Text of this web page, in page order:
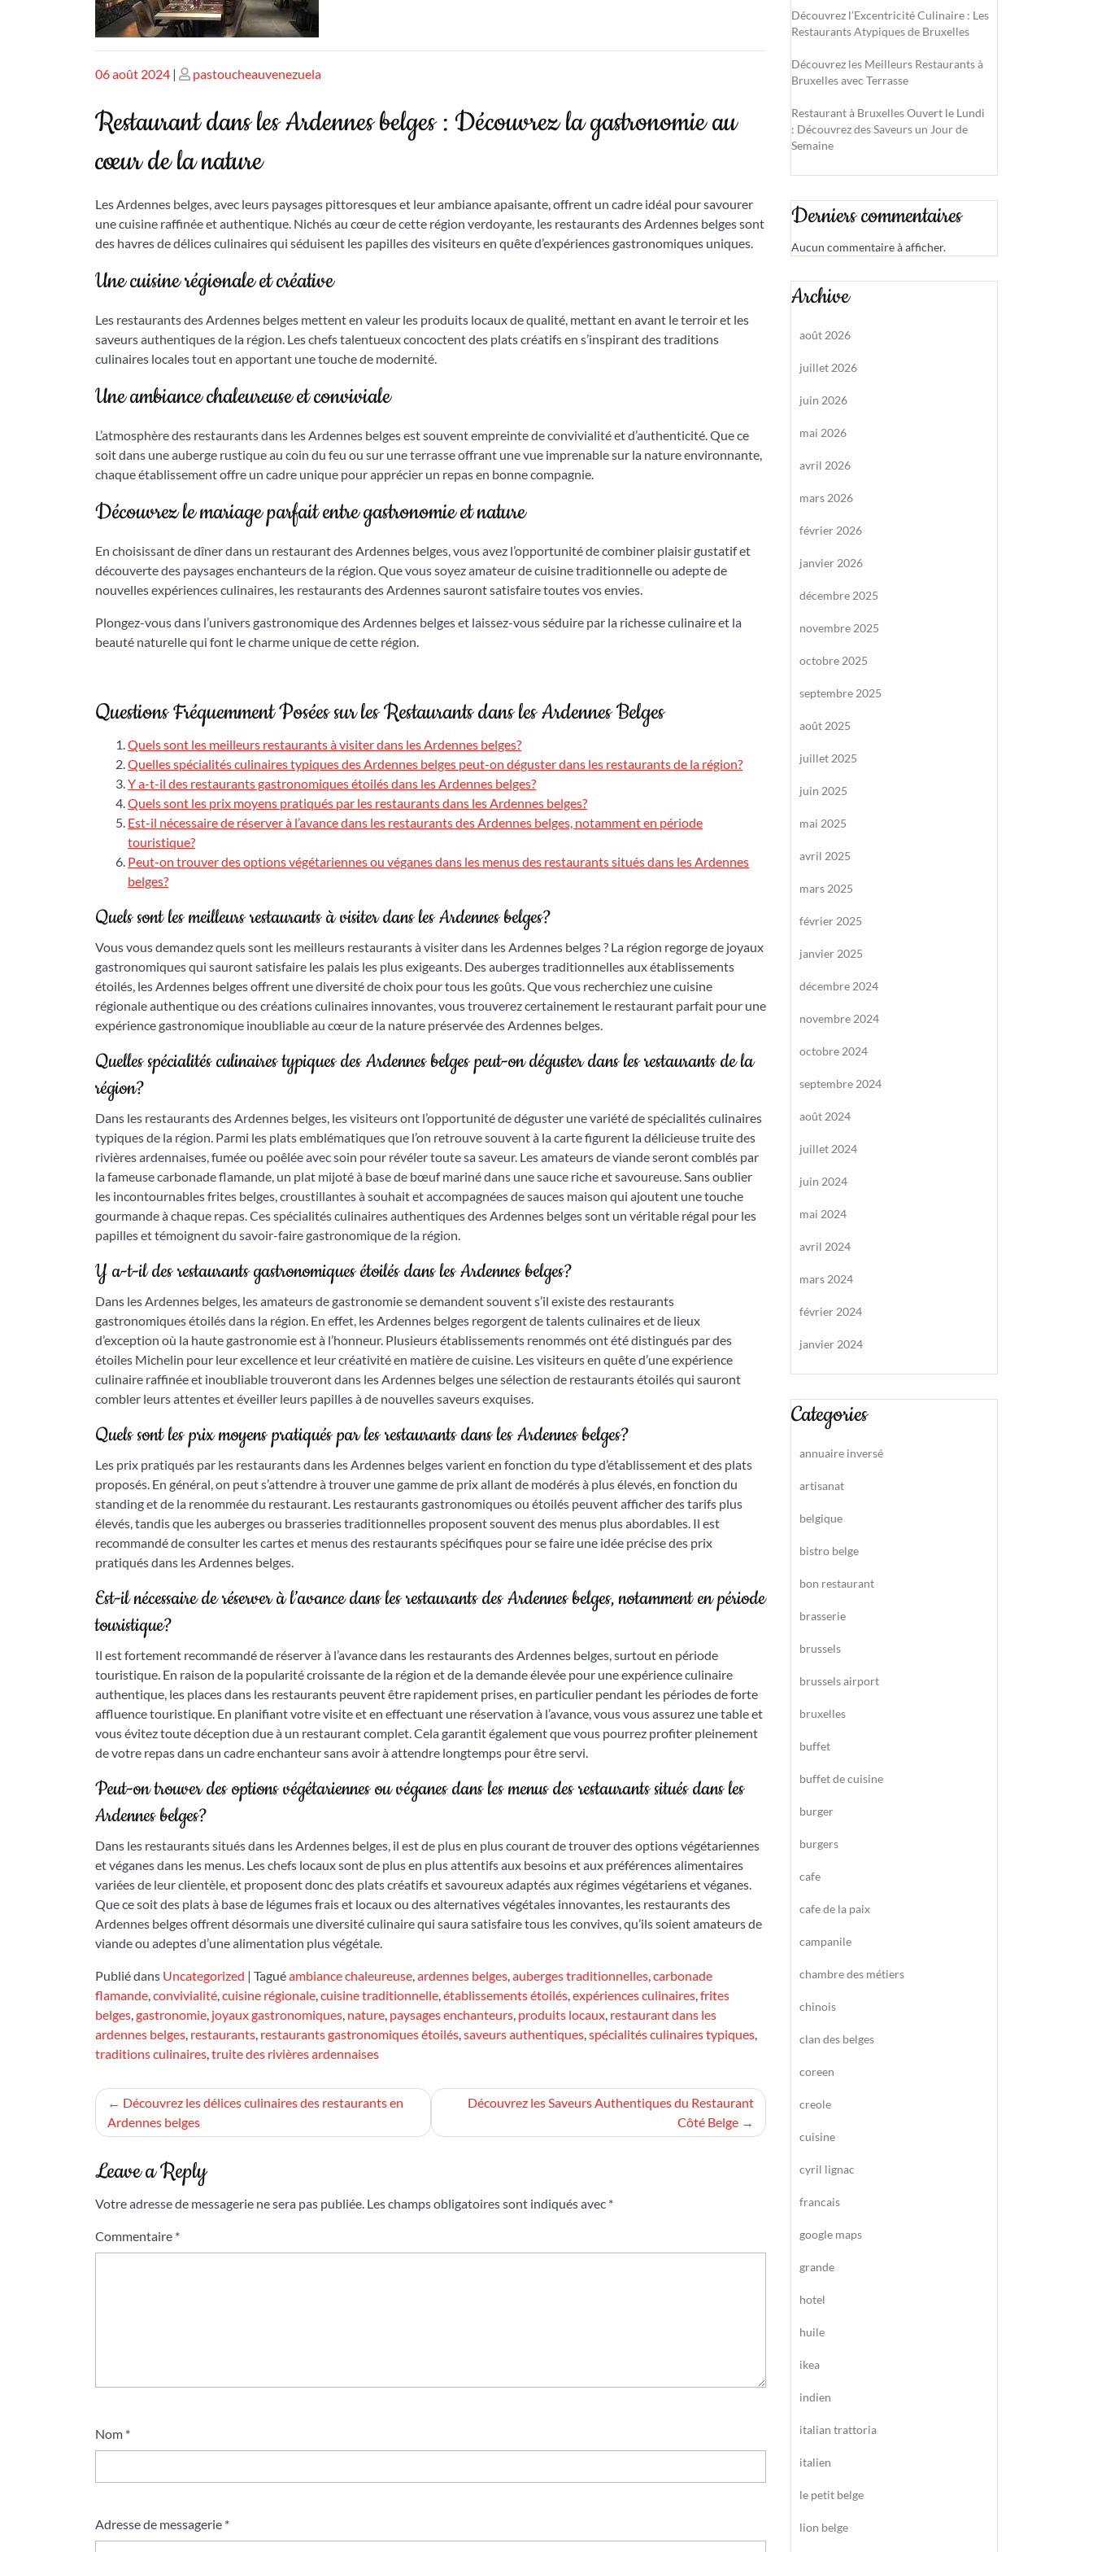
Publié
06 août 2024 | Publié
pastoucheauvenezuela
Restaurant dans les Ardennes belges : Découvrez la gastronomie au
cœur de la nature
Les Ardennes belges, avec leurs paysages pittoresques et leur ambiance apaisante, offrent un cadre idéal pour savourer
une cuisine raffinée et authentique. Nichés au cœur de cette région verdoyante, les restaurants des Ardennes belges sont
des havres de délices culinaires qui séduisent les papilles des visiteurs en quête d’expériences gastronomiques uniques.
Une cuisine régionale et créative
Les restaurants des Ardennes belges mettent en valeur les produits locaux de qualité, mettant en avant le terroir et les
saveurs authentiques de la région. Les chefs talentueux concoctent des plats créatifs en s’inspirant des traditions
culinaires locales tout en apportant une touche de modernité.
Une ambiance chaleureuse et conviviale
L’atmosphère des restaurants dans les Ardennes belges est souvent empreinte de convivialité et d’authenticité. Que ce
soit dans une auberge rustique au coin du feu ou sur une terrasse offrant une vue imprenable sur la nature environnante,
chaque établissement offre un cadre unique pour apprécier un repas en bonne compagnie.
Découvrez le mariage parfait entre gastronomie et nature
En choisissant de dîner dans un restaurant des Ardennes belges, vous avez l’opportunité de combiner plaisir gustatif et
découverte des paysages enchanteurs de la région. Que vous soyez amateur de cuisine traditionnelle ou adepte de
nouvelles expériences culinaires, les restaurants des Ardennes sauront satisfaire toutes vos envies.
Plongez-vous dans l’univers gastronomique des Ardennes belges et laissez-vous séduire par la richesse culinaire et la
beauté naturelle qui font le charme unique de cette région.
Questions Fréquemment Posées sur les Restaurants dans les Ardennes Belges
Quels sont les meilleurs restaurants à visiter dans les Ardennes belges?
Quelles spécialités culinaires typiques des Ardennes belges peut-on déguster dans les restaurants de la région?
Y a-t-il des restaurants gastronomiques étoilés dans les Ardennes belges?
Quels sont les prix moyens pratiqués par les restaurants dans les Ardennes belges?
Est-il nécessaire de réserver à l’avance dans les restaurants des Ardennes belges, notamment en période
touristique?
Peut-on trouver des options végétariennes ou véganes dans les menus des restaurants situés dans les Ardennes
belges?
Quels sont les meilleurs restaurants à visiter dans les Ardennes belges?
Vous vous demandez quels sont les meilleurs restaurants à visiter dans les Ardennes belges ? La région regorge de joyaux
gastronomiques qui sauront satisfaire les palais les plus exigeants. Des auberges traditionnelles aux établissements
étoilés, les Ardennes belges offrent une diversité de choix pour tous les goûts. Que vous recherchiez une cuisine
régionale authentique ou des créations culinaires innovantes, vous trouverez certainement le restaurant parfait pour une
expérience gastronomique inoubliable au cœur de la nature préservée des Ardennes belges.
Quelles spécialités culinaires typiques des Ardennes belges peut-on déguster dans les restaurants de la
région?
Dans les restaurants des Ardennes belges, les visiteurs ont l’opportunité de déguster une variété de spécialités culinaires
typiques de la région. Parmi les plats emblématiques que l’on retrouve souvent à la carte figurent la délicieuse truite des
rivières ardennaises, fumée ou poêlée avec soin pour révéler toute sa saveur. Les amateurs de viande seront comblés par
la fameuse carbonade flamande, un plat mijoté à base de bœuf mariné dans une sauce riche et savoureuse. Sans oublier
les incontournables frites belges, croustillantes à souhait et accompagnées de sauces maison qui ajoutent une touche
gourmande à chaque repas. Ces spécialités culinaires authentiques des Ardennes belges sont un véritable régal pour les
papilles et témoignent du savoir-faire gastronomique de la région.
Y a-t-il des restaurants gastronomiques étoilés dans les Ardennes belges?
Dans les Ardennes belges, les amateurs de gastronomie se demandent souvent s’il existe des restaurants
gastronomiques étoilés dans la région. En effet, les Ardennes belges regorgent de talents culinaires et de lieux
d’exception où la haute gastronomie est à l’honneur. Plusieurs établissements renommés ont été distingués par des
étoiles Michelin pour leur excellence et leur créativité en matière de cuisine. Les visiteurs en quête d’une expérience
culinaire raffinée et inoubliable trouveront dans les Ardennes belges une sélection de restaurants étoilés qui sauront
combler leurs attentes et éveiller leurs papilles à de nouvelles saveurs exquises.
Quels sont les prix moyens pratiqués par les restaurants dans les Ardennes belges?
Les prix pratiqués par les restaurants dans les Ardennes belges varient en fonction du type d’établissement et des plats
proposés. En général, on peut s’attendre à trouver une gamme de prix allant de modérés à plus élevés, en fonction du
standing et de la renommée du restaurant. Les restaurants gastronomiques ou étoilés peuvent afficher des tarifs plus
élevés, tandis que les auberges ou brasseries traditionnelles proposent souvent des menus plus abordables. Il est
recommandé de consulter les cartes et menus des restaurants spécifiques pour se faire une idée précise des prix
pratiqués dans les Ardennes belges.
Est-il nécessaire de réserver à l’avance dans les restaurants des Ardennes belges, notamment en période
touristique?
Il est fortement recommandé de réserver à l’avance dans les restaurants des Ardennes belges, surtout en période
touristique. En raison de la popularité croissante de la région et de la demande élevée pour une expérience culinaire
authentique, les places dans les restaurants peuvent être rapidement prises, en particulier pendant les périodes de forte
affluence touristique. En planifiant votre visite et en effectuant une réservation à l’avance, vous vous assurez une table et
vous évitez toute déception due à un restaurant complet. Cela garantit également que vous pourrez profiter pleinement
de votre repas dans un cadre enchanteur sans avoir à attendre longtemps pour être servi.
Peut-on trouver des options végétariennes ou véganes dans les menus des restaurants situés dans les
Ardennes belges?
Dans les restaurants situés dans les Ardennes belges, il est de plus en plus courant de trouver des options végétariennes
et véganes dans les menus. Les chefs locaux sont de plus en plus attentifs aux besoins et aux préférences alimentaires
variées de leur clientèle, et proposent donc des plats créatifs et savoureux adaptés aux régimes végétariens et véganes.
Que ce soit des plats à base de légumes frais et locaux ou des alternatives végétales innovantes, les restaurants des
Ardennes belges offrent désormais une diversité culinaire qui saura satisfaire tous les convives, qu’ils soient amateurs de
viande ou adeptes d’une alimentation plus végétale.
Publié dans Uncategorized | Taguéambiance chaleureuse,ardennes belges,auberges traditionnelles,carbonade
flamande,convivialité,cuisine régionale,cuisine traditionnelle,établissements étoilés,expériences culinaires,frites
belges,gastronomie, joyaux gastronomiques, nature, paysages enchanteurs, produits locaux, restaurant dans les
ardennes belges, restaurants, restaurants gastronomiques étoilés,saveurs authentiques,spécialités culinaires typiques,
traditions culinaires,truite des rivières ardennaises
Navigation
de
l’article
Découvrez les délices culinaires des restaurants en
Ardennes belges
Découvrez les Saveurs Authentiques du Restaurant
Côté Belge
Leave a Reply
Votre adresse de messagerie ne sera pas publiée. Les champs obligatoires sont indiqués avec *
Commentaire *
Nom *
Adresse de messagerie *
Découvrez l’Excentricité Culinaire : Les
Restaurants Atypiques de Bruxelles
Découvrez les Meilleurs Restaurants à
Bruxelles avec Terrasse
Restaurant à Bruxelles Ouvert le Lundi
: Découvrez des Saveurs un Jour de
Semaine
Derniers commentaires
Aucun commentaire à afficher.
Archive
août 2026
juillet 2026
juin 2026
mai 2026
avril 2026
mars 2026
février 2026
janvier 2026
décembre 2025
novembre 2025
octobre 2025
septembre 2025
août 2025
juillet 2025
juin 2025
mai 2025
avril 2025
mars 2025
février 2025
janvier 2025
décembre 2024
novembre 2024
octobre 2024
septembre 2024
août 2024
juillet 2024
juin 2024
mai 2024
avril 2024
mars 2024
février 2024
janvier 2024
Categories
annuaire inversé
artisanat
belgique
bistro belge
bon restaurant
brasserie
brussels
brussels airport
bruxelles
buffet
buffet de cuisine
burger
burgers
cafe
cafe de la paix
campanile
chambre des métiers
chinois
clan des belges
coreen
creole
cuisine
cyril lignac
francais
google maps
grande
hotel
huile
ikea
indien
italian trattoria
italien
le petit belge
lion belge